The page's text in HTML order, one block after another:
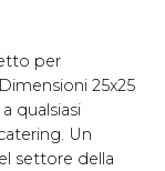
per
25x25
qualsiasi
Un
settore della